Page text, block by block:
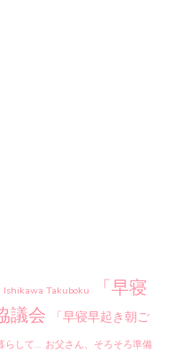
Ishikawa Takuboku
「早寝
議会
「早寝早起き朝ご
らして… お父さん、そろそろ準備